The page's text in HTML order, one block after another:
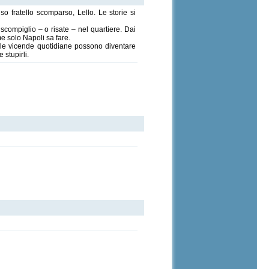
fratello scomparso, Lello. Le storie si
– o risate – nel quartiere. Dai
solo Napoli sa fare.
vicende quotidiane possono diventare
stupirli.